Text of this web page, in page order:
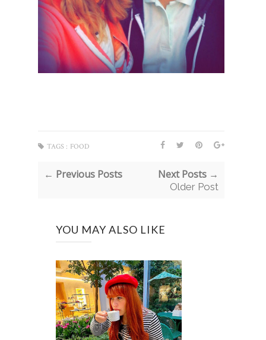
TAGS : FOOD
← Previous Posts Next Posts →
Older Post
YOU MAY ALSO LIKE